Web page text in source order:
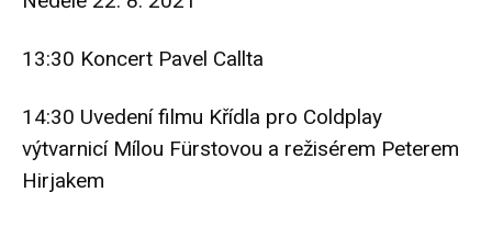
13:30 Koncert Pavel Callta
14:30 Uvedení filmu Křídla pro Coldplay
výtvarnicí Mílou Fürstovou a režisérem Peterem
Hirjakem